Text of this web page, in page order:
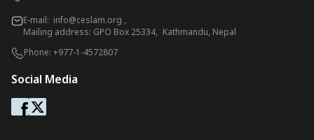
E-mail: info@ceslam.org ,
Mailing address: GPO Box 25334, Kathmandu, Nepal
Phone: +977-1-4572807
Social Media